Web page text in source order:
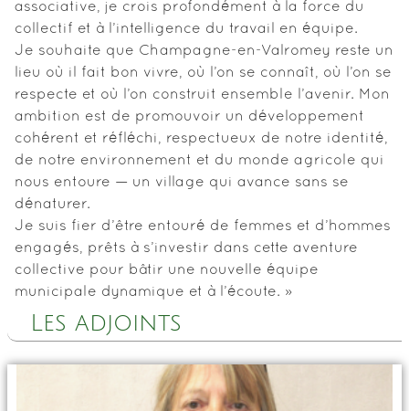
associative, je crois profondément à la force du
collectif et à l’intelligence du travail en équipe.
Je souhaite que Champagne-en-Valromey reste un
lieu où il fait bon vivre, où l’on se connaît, où l’on se
respecte et où l’on construit ensemble l’avenir. Mon
ambition est de promouvoir un développement
cohérent et réfléchi, respectueux de notre identité,
de notre environnement et du monde agricole qui
nous entoure — un village qui avance sans se
dénaturer.
Je suis fier d’être entouré de femmes et d’hommes
engagés, prêts à s’investir dans cette aventure
collective pour bâtir une nouvelle équipe
municipale dynamique et à l’écoute. »
Les adjoints